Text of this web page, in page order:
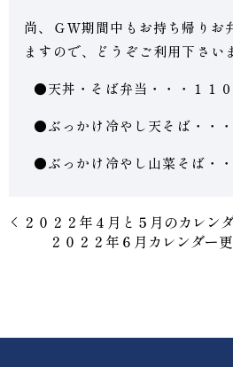
尚、ＧＷ期間中もお持ち帰りお
ますので、どうぞご利用下さい
●天丼・そば弁当・・・１１
●ぶっかけ冷やし天そば・・
●ぶっかけ冷やし山菜そば・
２０２２年４月と５月のカレン
２０２２年６月カレンダー